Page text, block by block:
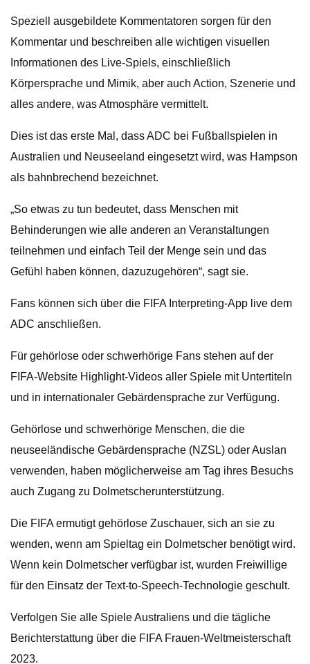
Speziell ausgebildete Kommentatoren sorgen für den
Kommentar und beschreiben alle wichtigen visuellen
Informationen des Live-Spiels, einschließlich
Körpersprache und Mimik, aber auch Action, Szenerie und
alles andere, was Atmosphäre vermittelt.
Dies ist das erste Mal, dass ADC bei Fußballspielen in
Australien und Neuseeland eingesetzt wird, was Hampson
als bahnbrechend bezeichnet.
„So etwas zu tun bedeutet, dass Menschen mit
Behinderungen wie alle anderen an Veranstaltungen
teilnehmen und einfach Teil der Menge sein und das
Gefühl haben können, dazuzugehören“, sagt sie.
Fans können sich über die FIFA Interpreting-App live dem
ADC anschließen.
Für gehörlose oder schwerhörige Fans stehen auf der
FIFA-Website Highlight-Videos aller Spiele mit Untertiteln
und in internationaler Gebärdensprache zur Verfügung.
Gehörlose und schwerhörige Menschen, die die
neuseeländische Gebärdensprache (NZSL) oder Auslan
verwenden, haben möglicherweise am Tag ihres Besuchs
auch Zugang zu Dolmetscherunterstützung.
Die FIFA ermutigt gehörlose Zuschauer, sich an sie zu
wenden, wenn am Spieltag ein Dolmetscher benötigt wird.
Wenn kein Dolmetscher verfügbar ist, wurden Freiwillige
für den Einsatz der Text-to-Speech-Technologie geschult.
Verfolgen Sie alle Spiele Australiens und die tägliche
Berichterstattung über die FIFA Frauen-Weltmeisterschaft
2023.